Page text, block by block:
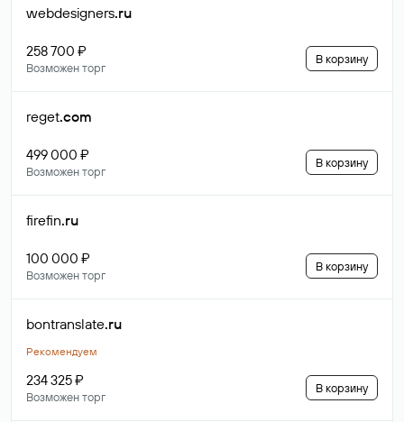
webdesigners.ru
258 700 ₽
Возможен торг
В корзину
reget.com
499 000 ₽
Возможен торг
В корзину
firefin.ru
100 000 ₽
Возможен торг
В корзину
bontranslate.ru
Рекомендуем
234 325 ₽
Возможен торг
В корзину